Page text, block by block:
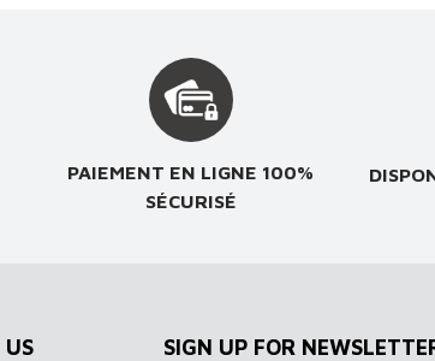
PAIEMENT EN LIGNE 100%
SÉCURISÉ
US SIGN UP FOR